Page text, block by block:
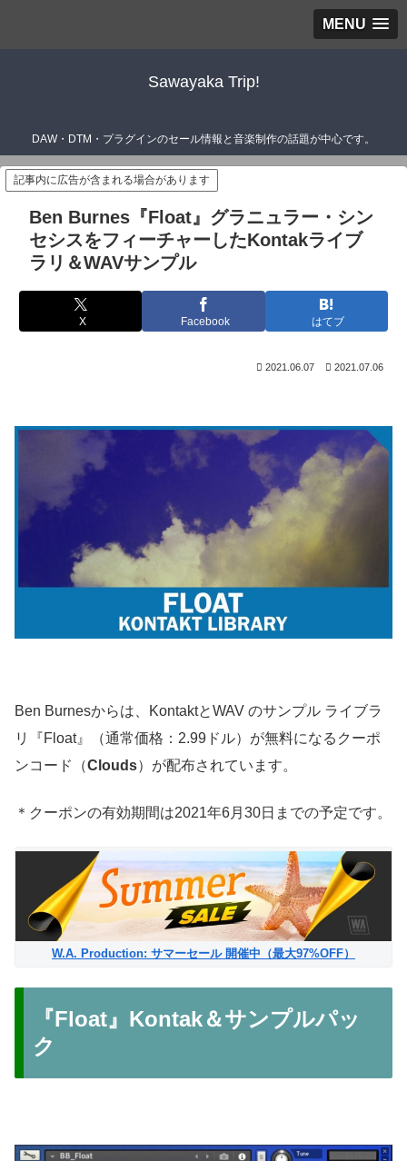
MENU
Sawayaka Trip!
DAW・DTM・プラグインのセール情報と音楽制作の話題が中心です。
記事内に広告が含まれる場合があります
Ben Burnes『Float』グラニュラー・シン
セシスをフィーチャーしたKontakライブ
ラリ＆WAVサンプル
X Facebook はてブ
2021.06.07 2021.07.06
Ben Burnesからは、KontaktとWAV のサンプル ライブラ
リ『Float』（通常価格：2.99ドル）が無料になるクーポ
ンコード（Clouds）が配布されています。
＊クーポンの有効期間は2021年6月30日までの予定です。
W.A. Production: サマーセール 開催中（最大97%OFF）
『Float』Kontak＆サンプルパッ
ク